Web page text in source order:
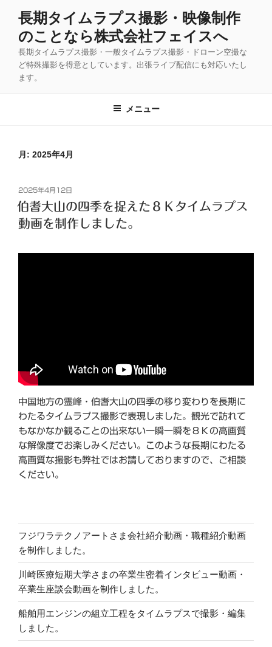
長期タイムラプス撮影・映像制作
のことなら株式会社フェイスへ
長期タイムラプス撮影・一般タイムラプス撮影・ドローン空撮な
ど特殊撮影を得意としています。出張ライブ配信にも対応いたし
ます。
メニュー
月: 2025年4月
投
稿
日:
2025年4月12日
伯耆大山の四季を捉えた８Ｋタイムラプス
動画を制作しました。
中国地方の霊峰・伯耆大山の四季の移り変わりを長期に
わたるタイムラプス撮影で表現しました。観光で訪れて
もなかなか観ることの出来ない一瞬一瞬を８Ｋの高画質
な解像度でお楽しみください。このような長期にわたる
高画質な撮影も弊社ではお請しておりますので、ご相談
ください。
フジワラテクノアートさま会社紹介動画・職種紹介動画
を制作しました。
川崎医療短期大学さまの卒業生密着インタビュー動画・
卒業生座談会動画を制作しました。
船舶用エンジンの組立工程をタイムラプスで撮影・編集
しました。